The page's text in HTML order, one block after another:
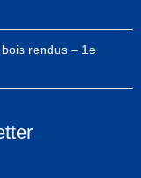
rendus – 1e